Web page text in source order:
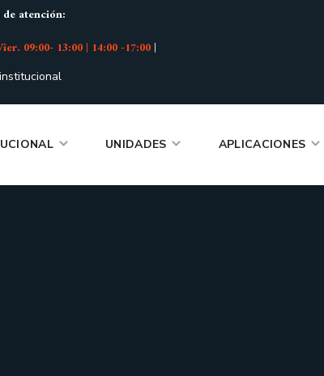
atención:
09:00- 13:00 | 14:00 -17:00|
UNIDADES APLICACIONES